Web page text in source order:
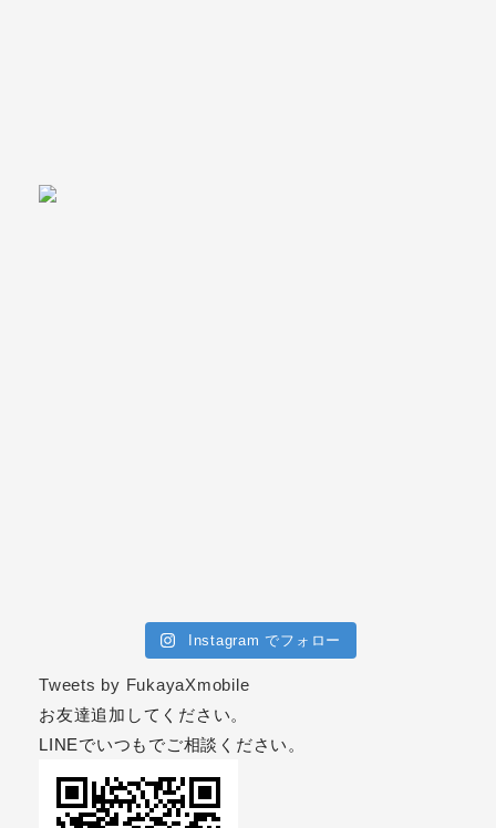
Instagram でフォロー
Tweets by FukayaXmobile
お友達追加してください。
LINEでいつもでご相談ください。